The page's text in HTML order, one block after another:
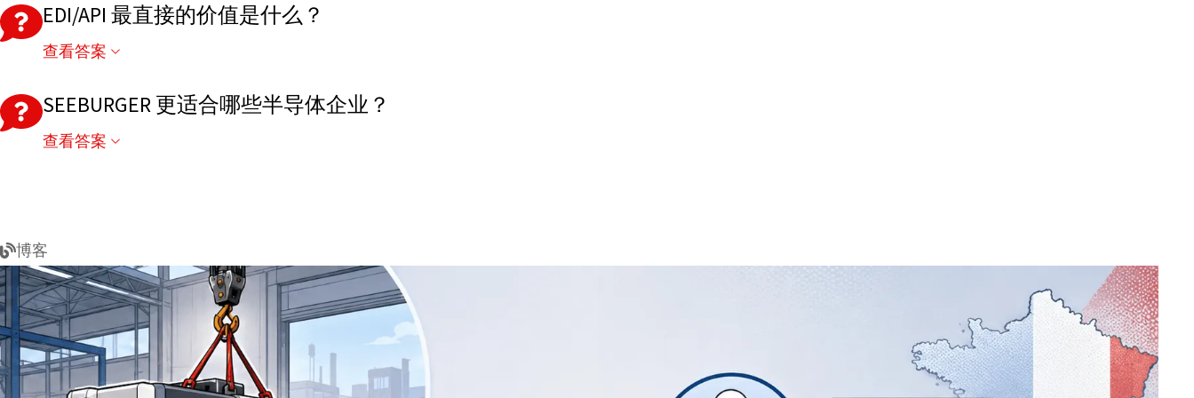
EDI/API 最直接的价值是什么？
减少人工录入、缩短订单响应时间、提高数据准确率，并提升供应链透明度。
查看答案
SEEBURGER 更适合哪些半导体企业？
尤其适合 Fabless、Fablite、PCB、EMS 以及全球化布局中的电子制造企业。
查看答案
博客